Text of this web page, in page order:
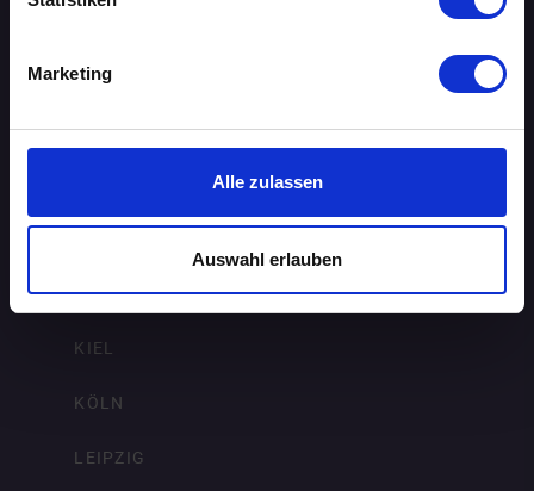
Marketing
Alle zulassen
Auswahl erlauben
FRANKFURT AM MAIN
FREIBURG IM BREISGAU
KARLSRUHE
KIEL
KÖLN
LEIPZIG